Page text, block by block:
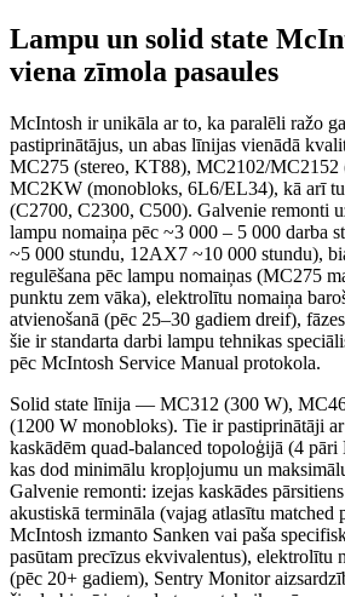
Lampu un solid state
viena zīmola pasaules
McIntosh ir unikāla ar to, ka paralēli ražo
pastiprinātājus, un abas līnijas vienādā
MC275 (stereo, KT88), MC2102/MC2152
MC2KW (monobloks, 6L6/EL34), kā arī
(C2700, C2300, C500). Galvenie remonti
lampu nomaiņa pēc ~3 000 – 5 000 darba
~5 000 stundu, 12AX7 ~10 000 stundu),
regulēšana pēc lampu nomaiņas (MC275
punktu zem vāka), elektrolītu nomaiņa
atvienošanā (pēc 25–30 gadiem dreif),
šie ir standarta darbi lampu tehnikas
pēc McIntosh Service Manual protokola.
Solid state līnija — MC312 (300 W),
(1200 W monobloks). Tie ir pastiprinātāji
kaskādēm quad-balanced topoloģijā (4
kas dod minimālu kropļojumu un
Galvenie remonti: izejas kaskādes
akustiskā termināla (vajag atlasītu
McIntosh izmanto Sanken vai paša
pasūtam precīzus ekvivalentus), elektrolītu
(pēc 20+ gadiem), Sentry Monitor